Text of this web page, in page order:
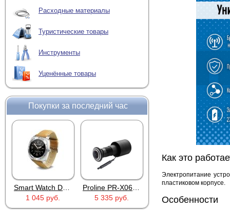
Расходные материалы
Туристические товары
Инструменты
Уценённые товары
Покупки за последний час
1 045 руб.
5 335 руб.
RTU5024
2 690 руб.
Как это
Электропитание
пластиковом корпусе.
Особенности